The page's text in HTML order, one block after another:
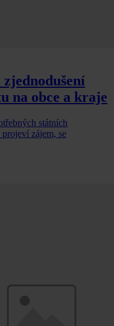
zjednodušení
na obce a kraje
státních
zájem, se